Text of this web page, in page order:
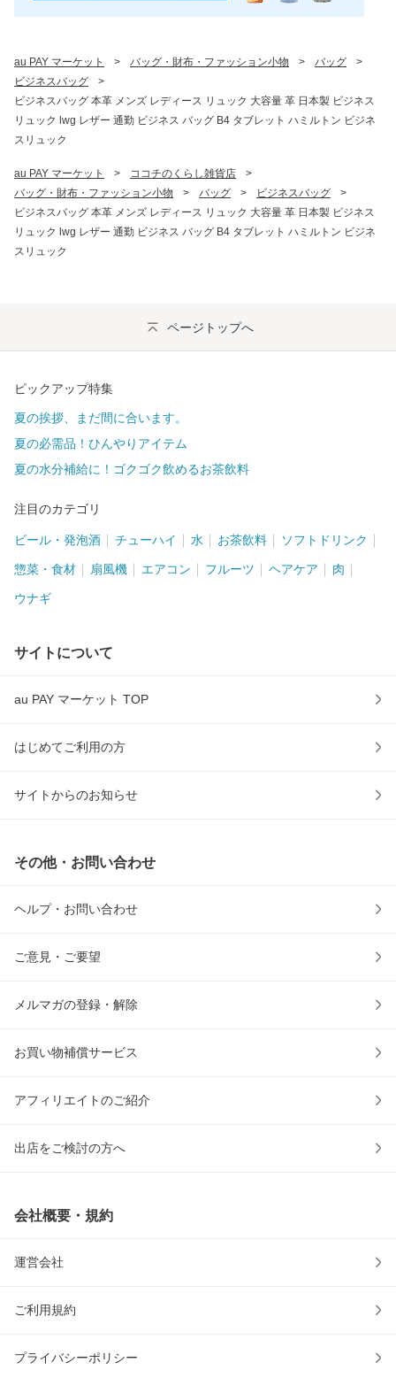
au PAY マーケット > バッグ・財布・ファッション小物 > バッグ
>
ビジネスバッグ
>
ビジネスバッグ 本革 メンズ レディース リュック 大容量 革 日本製 ビジネス
リュック lwg レザー 通勤 ビジネス バッグ B4 タブレット ハミルトン ビジネ
スリュック
au PAY マーケット > ココチのくらし雑貨店
>
バッグ・財布・ファッション小物
> バッグ > ビジネスバッグ
>
ビジネスバッグ 本革 メンズ レディース リュック 大容量 革 日本製 ビジネス
リュック lwg レザー 通勤 ビジネス バッグ B4 タブレット ハミルトン ビジネ
スリュック
ページトップへ
ピックアップ特集
夏の挨拶、まだ間に合います。
夏の必需品！ひんやりアイテム
夏の水分補給に！ゴクゴク飲めるお茶飲料
注目のカテゴリ
ビール・発泡酒 チューハイ 水 お茶飲料 ソフトドリンク
惣菜・食材 扇風機 エアコン フルーツ ヘアケア 肉
ウナギ
サイトについて
au PAY マーケット TOP
はじめてご利用の方
サイトからのお知らせ
その他・お問い合わせ
ヘルプ・お問い合わせ
ご意見・ご要望
メルマガの登録・解除
お買い物補償サービス
アフィリエイトのご紹介
出店をご検討の方へ
会社概要・規約
運営会社
ご利用規約
プライバシーポリシー